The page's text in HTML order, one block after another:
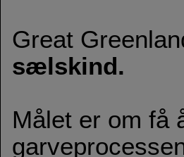
Great
sælskind.
Målet er om få